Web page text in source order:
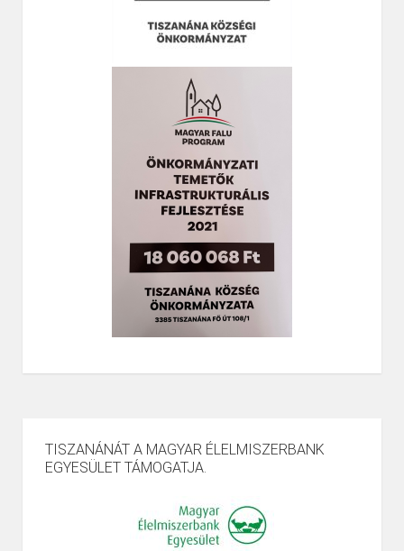
TISZANÁNÁT A MAGYAR ÉLELMISZERBANK
EGYESÜLET TÁMOGATJA.